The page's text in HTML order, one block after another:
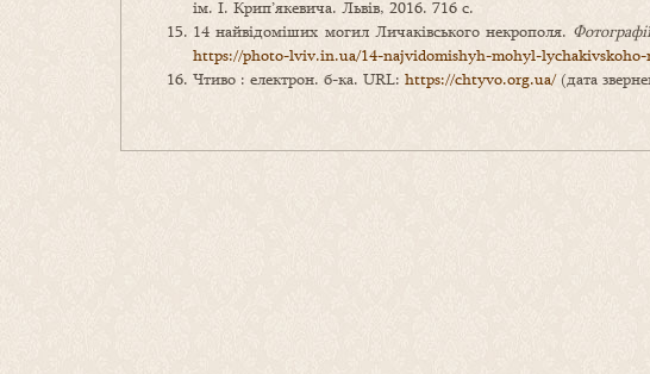
ім. І. Крип’якевича. Львів, 2016. 716 с.
14 найвідоміших могил Личаківського некрополя.
https://photo-lviv.in.ua/14-najvidomishyh-mohyl-lychakivskoho-
Чтиво : електрон. б-ка. URL: https://chtyvo.org.ua/(дата